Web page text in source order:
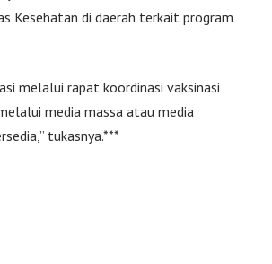
Kesehatan di daerah terkait program
melalui rapat koordinasi vaksinasi
media massa atau media
tukasnya.***